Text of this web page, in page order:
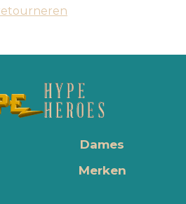
Dames
Merken